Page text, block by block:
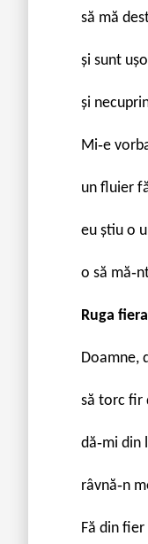
să mă
şi sunt
şi
Mi‐e
un fluier
eu ştiu o
o să
Ruga
Doamne,
să torc fir
dă‐mi din
râvnă‐n
Fă din